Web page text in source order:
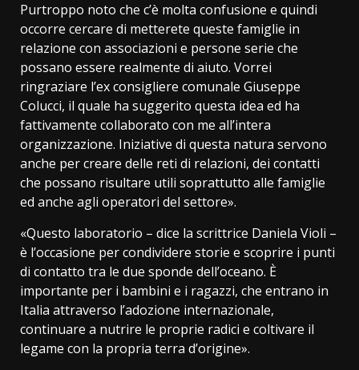
Purtroppo noto che c’è molta confusione e quindi
occorre cercare di metterete queste famiglie in
relazione con associazioni e persone serie che
possano essere realmente di aiuto. Vorrei
ringraziare l’ex consigliere comunale Giuseppe
Colucci, il quale ha suggerito questa idea ed ha
fattivamente collaborato con me all’intera
organizzazione. Iniziative di questa natura servono
anche per creare delle reti di relazioni, dei contatti
che possano risultare utili soprattutto alle famiglie
ed anche agli operatori del settore».
«Questo laboratorio – dice la scrittrice Daniela Violi –
è l’occasione per condividere storie e scoprire i punti
di contatto tra le due sponde dell’oceano. È
importante per i bambini e i ragazzi, che entrano in
Italia attraverso l’adozione internazionale,
continuare a nutrire le proprie radici e coltivare il
legame con la propria terra d’origine».